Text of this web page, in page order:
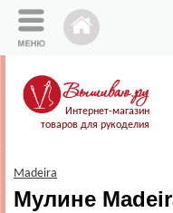
Интернет-магазин
товаров для рукоделия
Madeira
Мулине